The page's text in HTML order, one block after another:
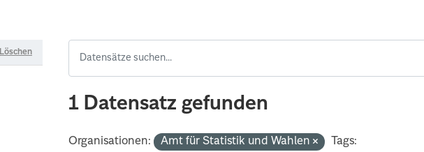
Löschen
1 Datensatz gefunden
Organisationen: Amt für Statistik und Wahlen
Tags: